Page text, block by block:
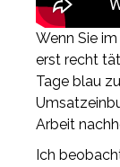
Wenn Sie
erst recht
Tage blau
Arbeit
Ich